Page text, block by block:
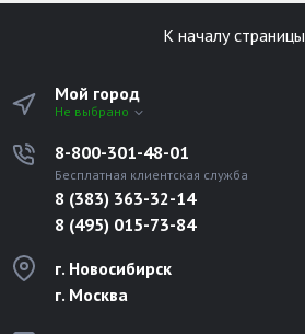
К началу страницы
Мой город
Не выбрано
8-800-301-48-01
Бесплатная клиентская служба
8 (383) 363-32-14
8 (495) 015-73-84
г. Новосибирск
г. Москва